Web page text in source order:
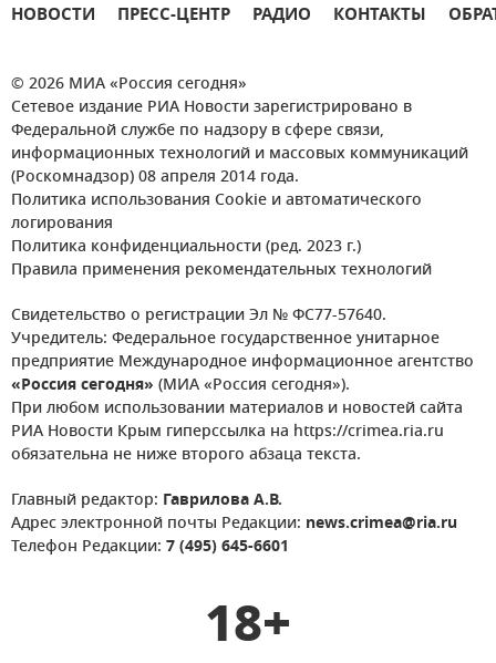
НОВОСТИ ПРЕСС-ЦЕНТР РАДИО КОНТАКТЫ
© 2026 МИА «Россия сегодня»
Сетевое издание РИА Новости зарегистрировано в
Федеральной службе по надзору в сфере связи,
информационных технологий и массовых коммуникаций
(Роскомнадзор) 08 апреля 2014 года.
Политика использования Cookie и автоматического
логирования
Политика конфиденциальности (ред. 2023 г.)
Правила применения рекомендательных технологий
Свидетельство о регистрации Эл № ФС77-57640.
Учредитель: Федеральное государственное унитарное
предприятие Международное информационное агентство
«Россия сегодня» (МИА «Россия сегодня»).
При любом использовании материалов и новостей сайта
РИА Новости Крым гиперссылка на https://crimea.ria.ru
обязательна не ниже второго абзаца текста.
Главный редактор: Гаврилова А.В.
Адрес электронной почты Редакции: news.crimea@ria.ru
Телефон Редакции: 7 (495) 645-6601
18+